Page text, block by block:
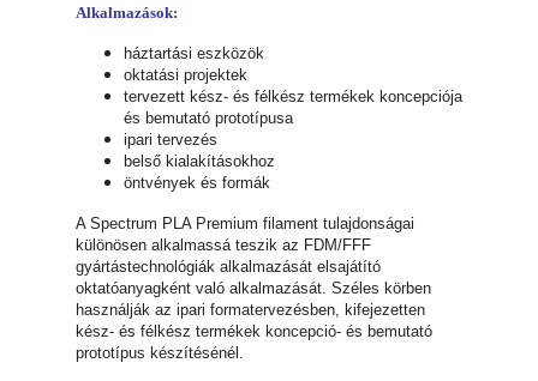
Alkalmazások:
háztartási eszközök
oktatási projektek
tervezett kész- és félkész termékek koncepciója
és bemutató prototípusa
ipari tervezés
belső kialakításokhoz
öntvények és formák
A Spectrum PLA Premium filament tulajdonságai
különösen alkalmassá teszik az FDM/FFF
gyártástechnológiák alkalmazását elsajátító
oktatóanyagként való alkalmazását. Széles körben
használják az ipari formatervezésben, kifejezetten
kész- és félkész termékek koncepció- és bemutató
prototípus készítésénél.